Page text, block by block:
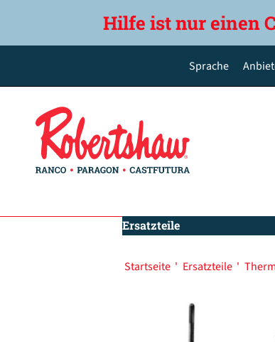
Hilfe ist nur einen
Sprache
Ersatzteile
Startseite ' Ersatzteile '